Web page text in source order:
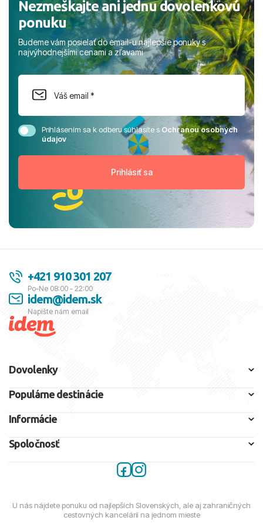
Nezmeškajte ani jednu dovolenkovú
ponuku
Budeme vám posielať do email-u najlepšie ponuky s
najvýhodnejšími cenami a zľavami
Prihlásením sa k odberu súhlasíte sOchranou osobných
údajov
+421 910 301 207
Po-Ne 08:00 - 22:00
idem@idem.sk
Napíšte nám email
Dovolenky
Populárne destinácie
Informácie
Spoločnosť
U nás nájdete ponuku od najlepších Slovenských, ale aj zahraničných
cestovných kancelárií na jednom mieste